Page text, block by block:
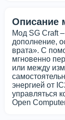
Описание
Мод SG Craft –
дополнение,
врата». С
мгновенно
или между
энергией от
управляться
Open